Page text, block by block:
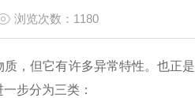
浏览次数：1180
但它有许多异常特性。也正
步分为三类：